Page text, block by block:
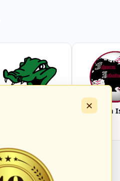
Fehmarn
×